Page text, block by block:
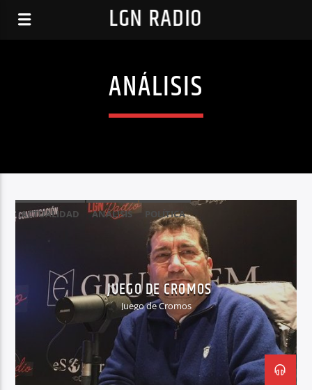
LGN RADIO
ANÁLISIS
ACTUALIDAD ANÁLISIS POLÍTICA
JUEGO DE CROMOS
Juego de Cromos